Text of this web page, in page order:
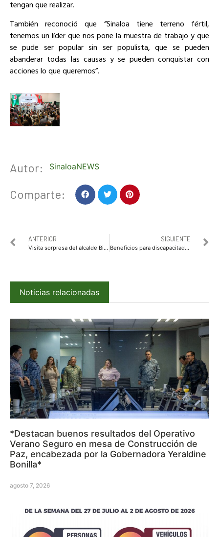
tengan que realizar.
También reconoció que “Sinaloa tiene terreno fértil,
tenemos un líder que nos pone la muestra de trabajo y que
se pude ser popular sin ser populista, que se pueden
abanderar todas las causas y se pueden conquistar con
acciones lo que queremos”.
Autor: SinaloaNEWS
Comparte:
ANTERIOR
Visita sorpresa del alcalde Billy Chapman y Mayeli Rangel al CAM 34
SIGUIENTE
Beneficios para discapacitados y sociedad en general participación Ciudadana
Noticias relacionadas
*Destacan buenos resultados del Operativo
Verano Seguro en mesa de Construcción de
Paz, encabezada por la Gobernadora Yeraldine
Bonilla*
agosto 7, 2026